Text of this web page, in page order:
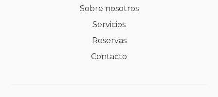
Sobre nosotros
Servicios
Reservas
Contacto